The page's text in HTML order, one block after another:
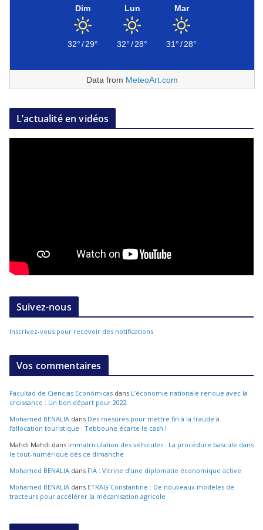
Dim
32°/29°
Lun
32°/28°
Mar
31°/28°
Data from MeteoArt.com
L’actualité en vidéos
Suivez-nous
Inscrivez-vous pour recevoir des notifications
Vos commentaires
Facultad de Ciencias Económicas dans L’économie nationale renoue avec la
croissance : Un bon départ pour 2022
Mohamed BENALIA dans Des mesures pour mettre fin à la fraude à
l’allocation touristique : Tebboune écarte le cash !
Mahdi Mahdi dans Immatriculation des véhicules : La procédure bascule dans
le tout-numérique dès ce dimanche
Mohamed BENALIA dans FIA : Vitrine d’une diplomatie économique active
Mohamed BENALIA dans ETRAG Constantine : De nouveaux modèles de
tracteurs pour accélérer la mécanisation agricole